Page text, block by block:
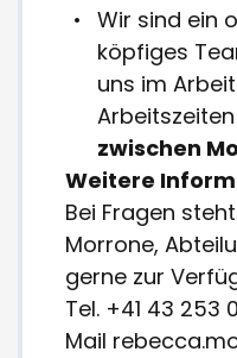
Wir sind ein
köpfiges
uns im
zwischen
Weitere
Bei Fragen
Morrone,
gerne zur
Tel. +41 43 253
Mail